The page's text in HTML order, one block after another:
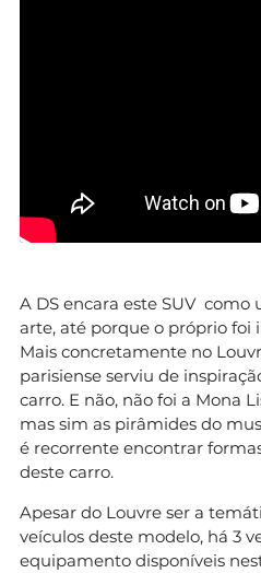
A DS encara este SUV
arte, até porque o próprio foi
Mais concretamente no
parisiense serviu de
carro. E não, não foi a Mona
mas sim as pirâmides do
é recorrente encontrar
deste carro.
Apesar do Louvre ser a
veículos deste modelo, há 3
equipamento disponíveis